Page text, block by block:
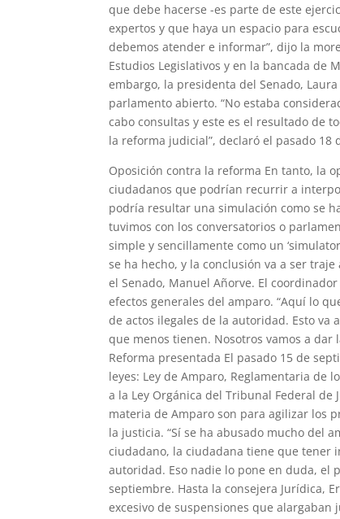
que debe hacerse -es parte de este
expertos y que haya un espacio para
debemos atender e informar”, dijo la
Estudios Legislativos y en la bancada de
embargo, la presidenta del Senado,
parlamento abierto. “No estaba
cabo consultas y este es el resultado de
la reforma judicial”, declaró el pasado 18
Oposición contra la reforma En tanto, la
ciudadanos que podrían recurrir a
podría resultar una simulación como se
tuvimos con los conversatorios o
simple y sencillamente como un
se ha hecho, y la conclusión va a ser
el Senado, Manuel Añorve. El
efectos generales del amparo. “Aquí lo
de actos ilegales de la autoridad. Esto
que menos tienen. Nosotros vamos a dar
Reforma presentada El pasado 15 de
leyes: Ley de Amparo, Reglamentaria de
a la Ley Orgánica del Tribunal Federal
materia de Amparo son para agilizar los
la justicia. “Sí se ha abusado mucho del
ciudadano, la ciudadana tiene que tener
autoridad. Eso nadie lo pone en duda, el
septiembre. Hasta la consejera Jurídica,
excesivo de suspensiones que